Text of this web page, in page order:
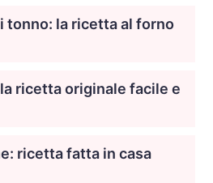
tonno: la ricetta al forno
ricetta originale facile e
ricetta fatta in casa